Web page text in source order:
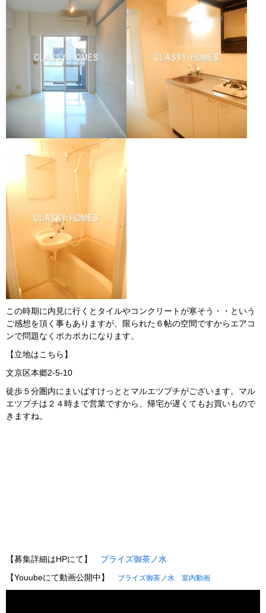
この時期に内見に行くとタイルやコンクリートが寒そう・・という
ご感想を頂く事もありますが、限られた６帖の空間ですからエアコ
ンで問題なくポカポカになります。
【立地はこちら】
文京区本郷2-5-10
徒歩５分圏内にまいばすけっととマルエツプチがございます。マル
エツプチは２４時まで営業ですから、帰宅が遅くてもお買いもので
きますね。
【募集詳細はHPにて】 ブライズ御茶ノ水
【Youubeにて動画公開中】
ブライズ御茶ノ水 室内動画